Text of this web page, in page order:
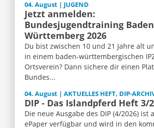
04. August | JUGEND
Jetzt anmelden:
Bundesjugendtraining
Württemberg 2026
Du bist zwischen 10 und 21 Jahre alt
in einem baden-württembergischen
Ortsverein? Dann sichere dir einen
Bundes...
04. August | AKTUELLES HEFT, DIP-
DIP - Das Islandpferd Heft 3/
Die neue Ausgabe des DIP (4/2026) ist
ePaper verfügbar und wird in den